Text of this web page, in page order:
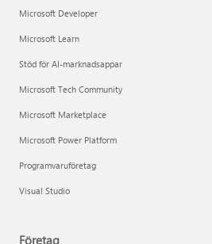
Microsoft Developer
Microsoft Learn
Stöd för AI-marknadsappar
Microsoft Tech Community
Microsoft Marketplace
Microsoft Power Platform
Programvaruföretag
Visual Studio
Företag